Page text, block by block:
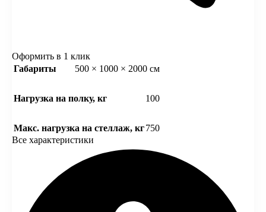
Оформить в 1 клик
Габариты
500 × 1000 × 2000 см
Нагрузка на полку, кг 100
Макс. нагрузка на стеллаж, кг750
Все характеристики